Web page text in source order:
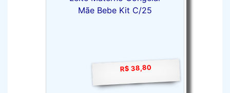
R$ 38,80